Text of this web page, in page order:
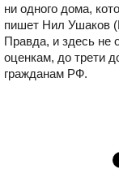
ни одного дома,
пишет Нил Ушаков
Правда, и здесь не
оценкам, до трети
гражданам РФ.